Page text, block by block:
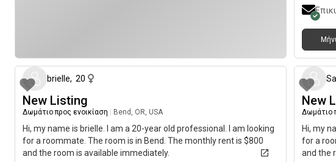
brielle, 20
New Listing
Δωμάτιο προς ενοικίαση Bend, OR, USA
Hi, my name is brielle. I am a 20-year old professional. I am looking
for a roommate. The room is in Bend. The monthly rent is $800
and the room is available immediately.
New
Δωμάτιο
Hi, my
for a
and the